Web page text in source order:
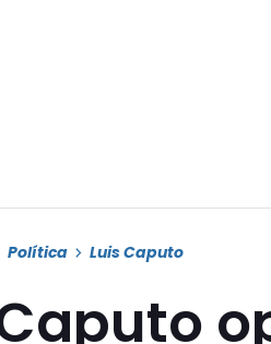
Política Luis Caputo